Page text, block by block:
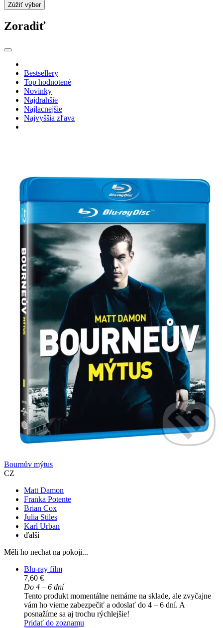
Zúžiť výber
Zoradiť
Bestsellery
Top hodnotené
Novinky
Najdrahšie
Najlacnejšie
Najvyššia zľava
Bournův mýtus
CZ
Matt Damon
Franka Potente
Brian Cox
Julia Stiles
Karl Urban
ďalší
Měli ho nechat na pokoji...
Blu-ray film
7,60 €
Do 4 – 6 dní
Tento produkt momentálne nemáme na sklade, ale zvyčajne
vám ho vieme zabezpečiť a odoslať do 4 – 6 dní. A
posnažíme sa aj trochu rýchlejšie!
Pridať do zoznamu